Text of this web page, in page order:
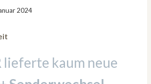
2024
lieferte kaum neue